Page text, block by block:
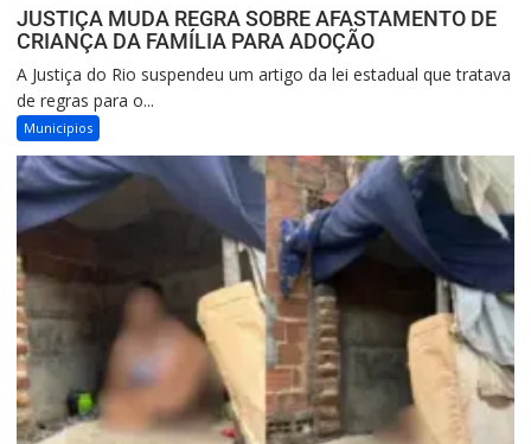
JUSTIÇA MUDA REGRA SOBRE AFASTAMENTO DE
CRIANÇA DA FAMÍLIA PARA ADOÇÃO
A Justiça do Rio suspendeu um artigo da lei estadual que tratava
de regras para o...
Municipios